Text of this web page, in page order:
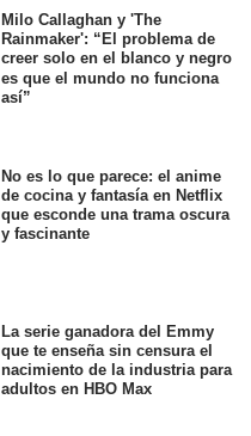
Milo Callaghan y 'The
Rainmaker': “El problema de
creer solo en el blanco y negro
es que el mundo no funciona
así”
No es lo que parece: el anime
de cocina y fantasía en Netflix
que esconde una trama oscura
y fascinante
La serie ganadora del Emmy
que te enseña sin censura el
nacimiento de la industria para
adultos en HBO Max